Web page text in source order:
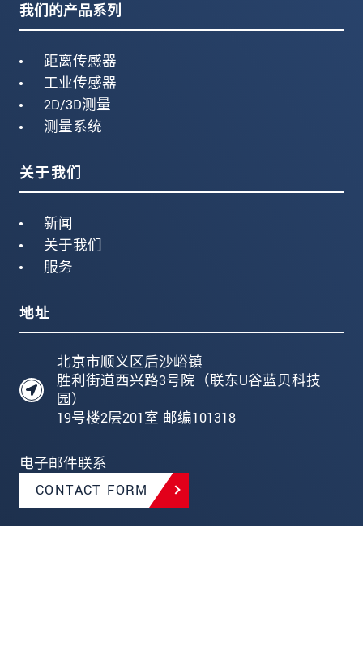
我们的产品系列
距离传感器
工业传感器
2D/3D测量
测量系统
关于我们
新闻
关于我们
服务
地址
北京市顺义区后沙峪镇
胜利街道西兴路3号院（联东U谷蓝贝科技
园）
19号楼2层201室 邮编101318
电子邮件联系
CONTACT FORM